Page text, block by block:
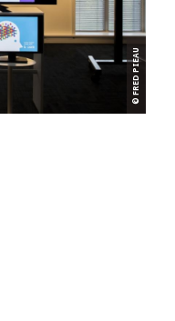
© FRED PIEAU